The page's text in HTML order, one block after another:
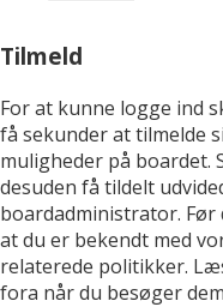
Tilmeld
For at kunne logge ind
få sekunder at tilmelde
muligheder på boardet.
desuden få tildelt
boardadministrator. Før
at du er bekendt med
relaterede politikker.
fora når du besøger